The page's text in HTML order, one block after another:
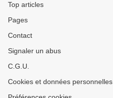
Top articles
Pages
Contact
Signaler un abus
C.G.U.
Cookies et données personnelles